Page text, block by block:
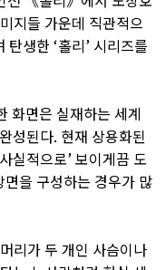
지들 가운데 직관적으
생한 ‘홀리’ 시리즈를
화면은 실재하는 세계
성된다. 현재 상용화된
실적으로’ 보이게끔 도
을 구성하는 경우가 많
리가 두 개인 사슴이나